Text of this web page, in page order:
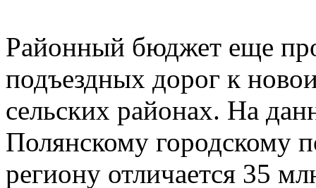
Районный бюджет еще
подъездных дорог к
сельских районах. На
Полянскому городскому
региону отличается 35